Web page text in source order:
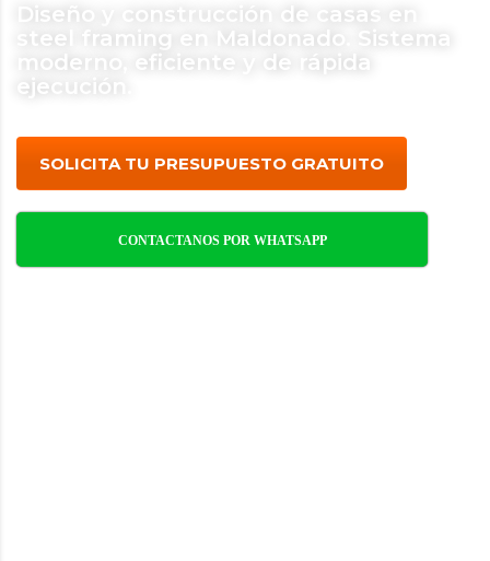
Diseño y construcción de casas en
steel framing en Maldonado. Sistema
moderno, eficiente y de rápida
ejecución.
SOLICITA TU PRESUPUESTO GRATUITO
CONTACTANOS POR WHATSAPP